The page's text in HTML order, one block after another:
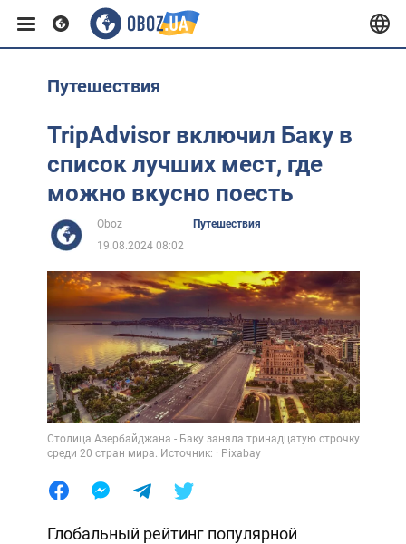
Европа
Африка
Жизнь
Лайфхаки
Путешествия
TripAdvisor включил Баку в
список лучших мест, где
можно вкусно поесть
Oboz
Путешествия
19.08.2024 08:02
Cтолица Азербайджана - Баку заняла тринадцатую строчку
среди 20 стран мира. Источник: · Pixabay
Глобальный рейтинг популярной